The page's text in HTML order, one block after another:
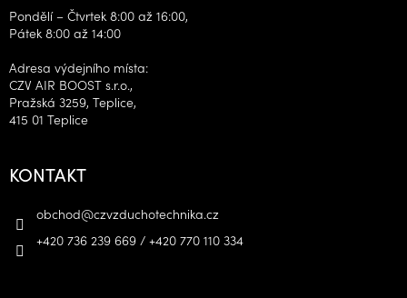
Pondělí – Čtvrtek 8:00 až 16:00,
Pátek 8:00 až 14:00
Adresa výdejního místa:
CZV AIR BOOST s.r.o.,
Pražská 3259, Teplice,
415 01 Teplice
KONTAKT
obchod@czvzduchotechnika.cz
+420 736 239 669 / +420 770 110 334